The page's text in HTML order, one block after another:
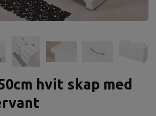
hvit skap med